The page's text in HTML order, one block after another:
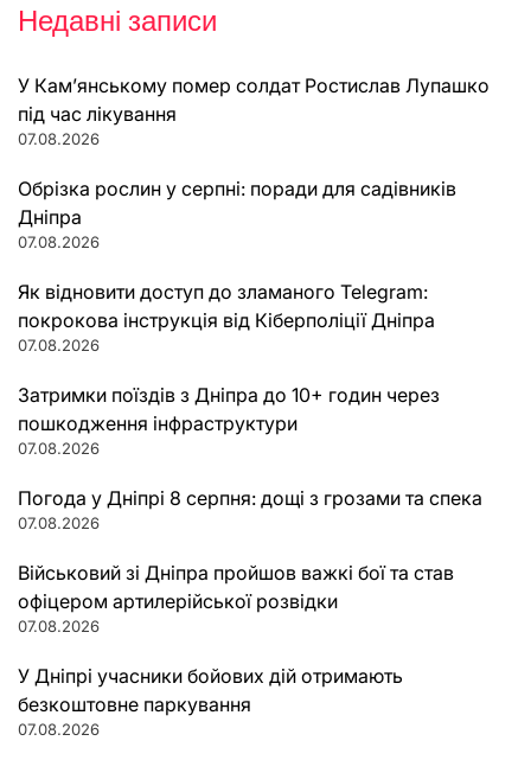
Недавні записи
У Кам’янському помер солдат Ростислав Лупашко
під час лікування
07.08.2026
Обрізка рослин у серпні: поради для садівників
Дніпра
07.08.2026
Як відновити доступ до зламаного Telegram:
покрокова інструкція від Кіберполіції Дніпра
07.08.2026
Затримки поїздів з Дніпра до 10+ годин через
пошкодження інфраструктури
07.08.2026
Погода у Дніпрі 8 серпня: дощі з грозами та спека
07.08.2026
Військовий зі Дніпра пройшов важкі бої та став
офіцером артилерійської розвідки
07.08.2026
У Дніпрі учасники бойових дій отримають
безкоштовне паркування
07.08.2026